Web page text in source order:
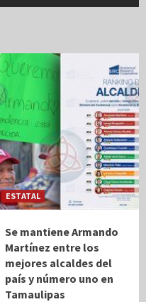
ESTATAL
Se mantiene Armando
Martínez entre los
mejores alcaldes del
país y número uno en
Tamaulipas